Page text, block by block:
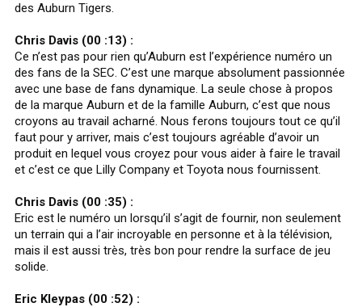
des Auburn Tigers.
Chris Davis (00 :13) :
Ce n’est pas pour rien qu’Auburn est l’expérience numéro un
des fans de la SEC. C’est une marque absolument passionnée
avec une base de fans dynamique. La seule chose à propos
de la marque Auburn et de la famille Auburn, c’est que nous
croyons au travail acharné. Nous ferons toujours tout ce qu’il
faut pour y arriver, mais c’est toujours agréable d’avoir un
produit en lequel vous croyez pour vous aider à faire le travail
et c’est ce que Lilly Company et Toyota nous fournissent.
Chris Davis (00 :35) :
Eric est le numéro un lorsqu’il s’agit de fournir, non seulement
un terrain qui a l’air incroyable en personne et à la télévision,
mais il est aussi très, très bon pour rendre la surface de jeu
solide.
Eric Kleypas (00 :52) :